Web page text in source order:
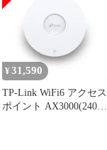
Omadaメッシュ PoE+
対応 超スリム設計
EAP653
¥ 31,590
TP-Link WiFi6 アクセス
ポイント AX3000(2402